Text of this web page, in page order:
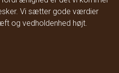
Vi sætter gode værdier
og vedholdenhed højt.